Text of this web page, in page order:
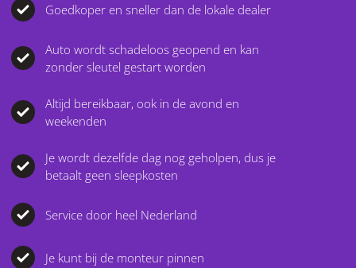
Goedkoper en sneller dan de lokale dealer
Auto wordt schadeloos geopend en kan
zonder sleutel gestart worden
Altijd bereikbaar, ook in de avond en
weekenden
Je wordt dezelfde dag nog geholpen, dus je
betaalt geen sleepkosten
Service door heel Nederland
Je kunt bij de monteur pinnen